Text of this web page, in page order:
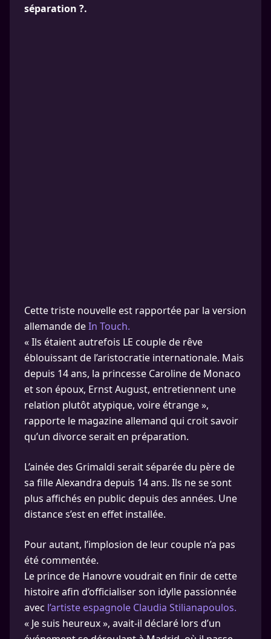
séparation ?.
Cette triste nouvelle est rapportée par la version
allemande deIn Touch.
« Ils étaient autrefois LE couple de rêve
éblouissant de l’aristocratie internationale. Mais
depuis 14 ans, la princesse Caroline de Monaco
et son époux, Ernst August, entretiennent une
relation plutôt atypique, voire étrange »,
rapporte le magazine allemand qui croit savoir
qu’un divorce serait en préparation.
L’ainée des Grimaldi serait séparée du père de
sa fille Alexandra depuis 14 ans. Ils ne se sont
plus affichés en public depuis des années. Une
distance s’est en effet installée.
Pour autant, l’implosion de leur couple n’a pas
été commentée.
Le prince de Hanovre voudrait en finir de cette
histoire afin d’officialiser son idylle passionnée
avec l’artiste espagnole Claudia Stilianapoulos.
« Je suis heureux », avait-il déclaré lors d’un